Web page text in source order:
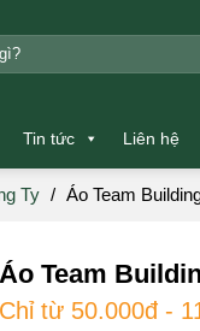
Tin tức Liên hệ
Ty / Áo Team
Áo Team
Chỉ từ 50.000đ -